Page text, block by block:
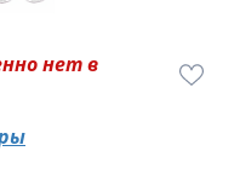
нет в